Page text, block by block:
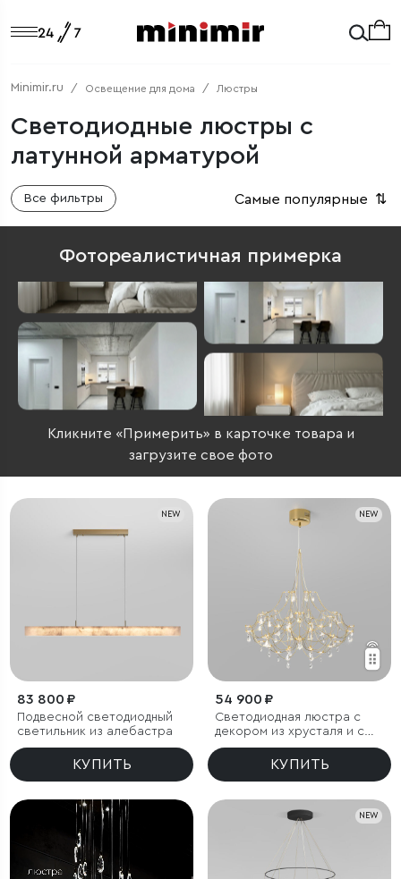
Minimir.ru Освещение для дома Люстры
Светодиодные люстры с
латунной арматурой
Все фильтры Самые популярные ⇅
Фотореалистичная примерка
Кликните «Примерить» в карточке товара и
загрузите свое фото
NEW
83 800 ₽
Подвесной светодиодный
светильник из алебастра
КУПИТЬ
NEW
54 900 ₽
Светодиодная люстра с
декором из хрусталя и с
пультом дистанционного
управленияКУПИТЬ
NEW